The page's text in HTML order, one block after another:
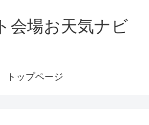
会場お天気ナビ
トップページ